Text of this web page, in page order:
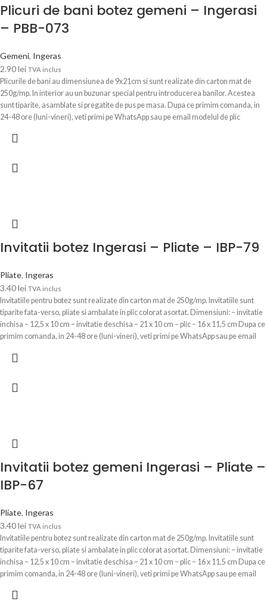
Plicuri de bani botez gemeni – Ingerasi
– PBB-073
Gemeni, Ingeras
2.90lei TVA inclus
Plicurile de bani au dimensiunea de 9x21cm si sunt realizate din carton mat de
250g/mp. In interior au un buzunar special pentru introducerea banilor. Acestea
sunt tiparite, asamblate si pregatite de pus pe masa. Dupa ce primim comanda, in
24-48 ore (luni-vineri), veti primi pe WhatsApp sau pe email modelul de plic
Invitatii botez Ingerasi – Pliate – IBP-79
Pliate, Ingeras
3.40lei TVA inclus
Invitatiile pentru botez sunt realizate din carton mat de 250g/mp. Invitatiile sunt
tiparite fata-verso, pliate si ambalate in plic colorat asortat. Dimensiuni: – invitatie
inchisa – 12,5 x 10 cm – invitatie deschisa – 21 x 10 cm – plic – 16 x 11,5 cm Dupa ce
primim comanda, in 24-48 ore (luni-vineri), veti primi pe WhatsApp sau pe email
datele.
Invitatii botez gemeni Ingerasi – Pliate –
IBP-67
Pliate, Ingeras
3.40lei TVA inclus
Invitatiile pentru botez sunt realizate din carton mat de 250g/mp. Invitatiile sunt
tiparite fata-verso, pliate si ambalate in plic colorat asortat. Dimensiuni: – invitatie
inchisa – 12,5 x 10 cm – invitatie deschisa – 21 x 10 cm – plic – 16 x 11,5 cm Dupa ce
primim comanda, in 24-48 ore (luni-vineri), veti primi pe WhatsApp sau pe email
datele.